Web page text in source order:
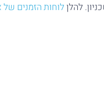
להלןלוחות הזמנים של